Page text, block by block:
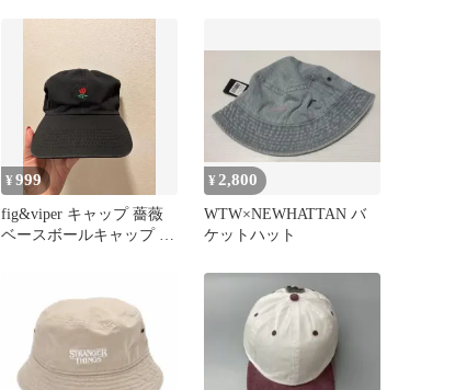
¥999
fig&viper キャップ 薔薇
ベースボールキャップ ニ
¥ 2,800
WTW×NEWHATTAN バ
ケットハット